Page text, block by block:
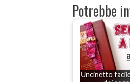
Potrebbe
Uncinetto